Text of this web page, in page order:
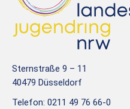
Sternstraße 9 – 11
40479 Düsseldorf
Telefon: 0211 49 76 66-0